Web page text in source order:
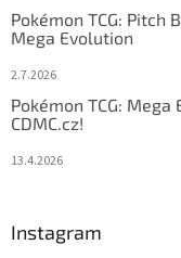
Pokémon TCG: Pitch
Mega Evolution
2.7.2026
Pokémon TCG:
CDMC.cz!
13.4.2026
Instagram